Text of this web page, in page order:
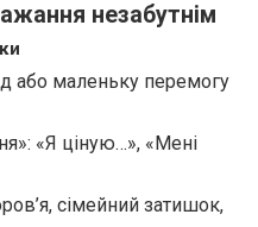
незабутнім
або маленьку перемогу
«Я ціную…», «Мені
сімейний затишок,